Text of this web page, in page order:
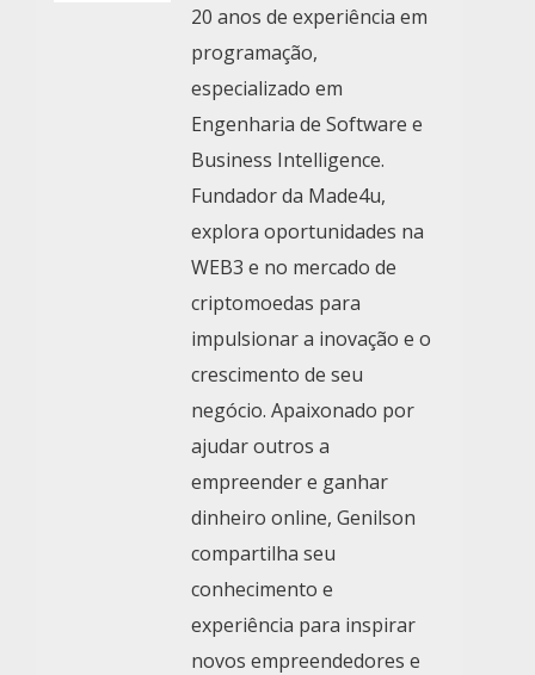
20 anos de experiência em
programação,
especializado em
Engenharia de Software e
Business Intelligence.
Fundador da Made4u,
explora oportunidades na
WEB3 e no mercado de
criptomoedas para
impulsionar a inovação e o
crescimento de seu
negócio. Apaixonado por
ajudar outros a
empreender e ganhar
dinheiro online, Genilson
compartilha seu
conhecimento e
experiência para inspirar
novos empreendedores e